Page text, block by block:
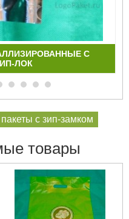
С
ЛОК
пакеты с зип-замком
товары